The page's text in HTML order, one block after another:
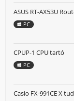
ASUS RT-AX53U
PC
CPUP-1 CPU tartó
PC
Casio FX-991CE X